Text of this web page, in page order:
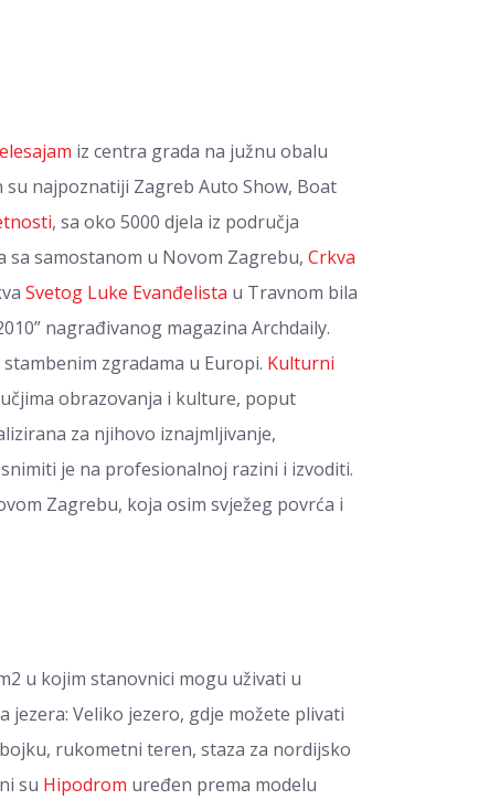
iz centra grada na južnu obalu
najpoznatiji Zagreb Auto Show, Boat
, sa oko 5000 djela iz područja
samostanom u Novom Zagrebu, Crkva
Svetog Luke Evanđelista u Travnom bila
nagrađivanog magazina Archdaily.
zgradama u Europi. Kulturni
obrazovanja i kulture, poput
za njihovo iznajmljivanje,
je na profesionalnoj razini i izvoditi.
Zagrebu, koja osim svježeg povrća i
u kojim stanovnici mogu uživati u
Veliko jezero, gdje možete plivati
rukometni teren, staza za nordijsko
su Hipodrom uređen prema modelu